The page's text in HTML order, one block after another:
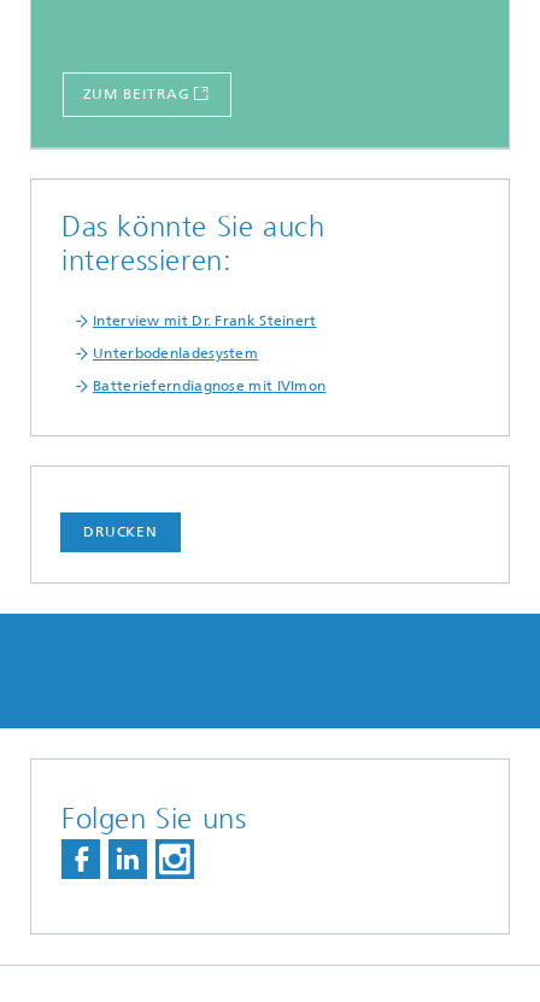
ZUM BEITRAG
Das könnte Sie auch
interessieren:
Interview mit Dr. Frank Steinert
Unterbodenladesystem
Batterieferndiagnose mit IVImon
DRUCKEN
Folgen Sie uns